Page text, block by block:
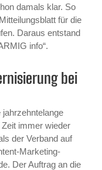
damals klar. So
für die
Daraus entstand
info“.
bei
immer wieder
der Verband auf
Marketing-
Der Auftrag an die